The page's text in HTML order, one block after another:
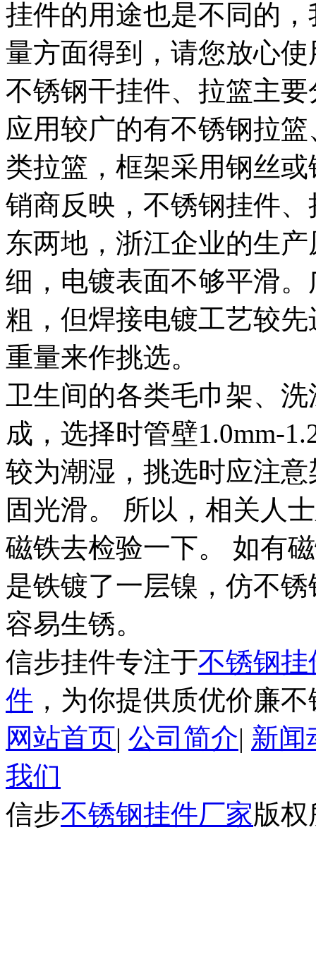
挂件的用途也是不同的
量方面得到，请您放心
不锈钢干挂件、拉篮主
应用较广的有不锈钢拉
类拉篮，框架采用钢丝
销商反映，不锈钢挂件
东两地，浙江企业的生
细，电镀表面不够平滑
粗，但焊接电镀工艺较
重量来作挑选。
卫生间的各类毛巾架、
成，选择时管壁1.0mm-
较为潮湿，挑选时应注
固光滑。 所以，相关人
磁铁去检验一下。 如有
是铁镀了一层镍，仿不
容易生锈。
信步挂件专注于不锈钢挂
件 ，为你提供质优价廉
网站首页| 公司简介| 新闻
我们
信步不锈钢挂件厂家版权